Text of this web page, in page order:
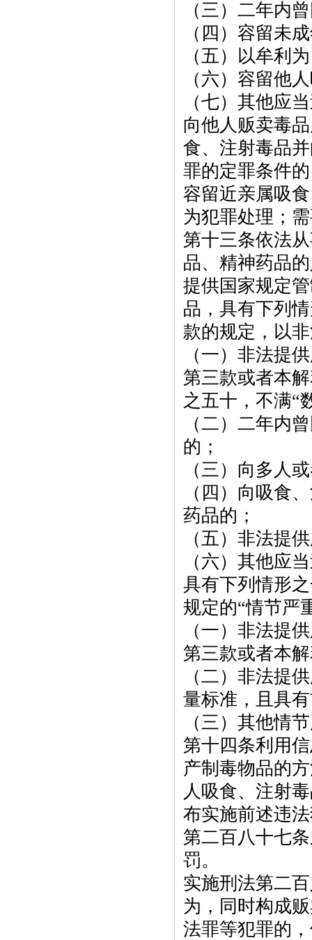
（三）二年内
（四）容留未
（五）以牟利
（六）容留他
（七）其他应
向他人贩卖毒
食、注射毒品
罪的定罪条件
容留近亲属吸
为犯罪处理；
第十三条依法
品、精神药品
提供国家规定
品，具有下列
款的规定，以
（一）非法提
第三款或者本
之五十，不满“
（二）二年内
的；
（三）向多人
（四）向吸食
药品的；
（五）非法提
（六）其他应
具有下列情形
规定的“情节严
（一）非法提
第三款或者本
（二）非法提
量标准，且具
（三）其他情
第十四条利用
产制毒物品的
人吸食、注射
布实施前述违
第二百八十七
罚。
实施刑法第二
为，同时构成
法罪等犯罪的